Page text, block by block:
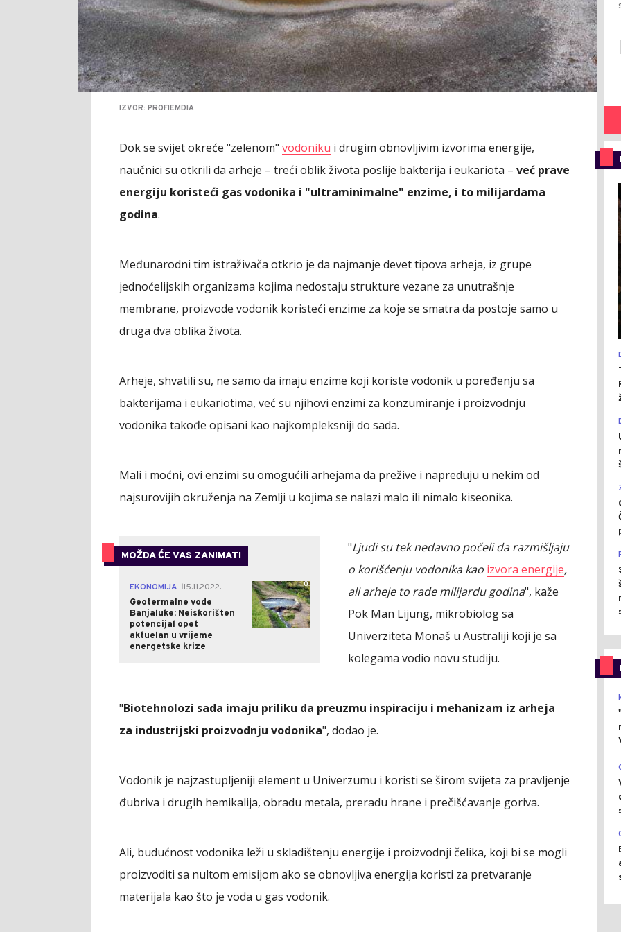
IZVOR: PROFIEMDIA
Dok se svijet okreće "zelenom" vodoniku i drugim obnovljivim izvorima energije,
naučnici su otkrili da arheje – treći oblik života poslije bakterija i eukariota – već prave
energiju koristeći gas vodonika i "ultraminimalne" enzime, i to milijardama
godina.
Međunarodni tim istraživača otkrio je da najmanje devet tipova arheja, iz grupe
jednoćelijskih organizama kojima nedostaju strukture vezane za unutrašnje
membrane, proizvode vodonik koristeći enzime za koje se smatra da postoje samo u
druga dva oblika života.
Arheje, shvatili su, ne samo da imaju enzime koji koriste vodonik u poređenju sa
bakterijama i eukariotima, već su njihovi enzimi za konzumiranje i proizvodnju
vodonika takođe opisani kao najkompleksniji do sada.
Mali i moćni, ovi enzimi su omogućili arhejama da prežive i napreduju u nekim od
najsurovijih okruženja na Zemlji u kojima se nalazi malo ili nimalo kiseonika.
MOŽDA ĆE VAS ZANIMATI
EKONOMIJA 15.11.2022.
Geotermalne vode
Banjaluke: Neiskorišten
potencijal opet
aktuelan u vrijeme
energetske krize
0
"Ljudi su tek nedavno počeli da razmišljaju
o korišćenju vodonika kao izvora energije,
ali arheje to rade milijardu godina", kaže
Pok Man Lijung, mikrobiolog sa
Univerziteta Monaš u Australiji koji je sa
kolegama vodio novu studiju.
"Biotehnolozi sada imaju priliku da preuzmu inspiraciju i mehanizam iz arheja
za industrijski proizvodnju vodonika", dodao je.
Vodonik je najzastupljeniji element u Univerzumu i koristi se širom svijeta za pravljenje
đubriva i drugih hemikalija, obradu metala, preradu hrane i prečišćavanje goriva.
Ali, budućnost vodonika leži u skladištenju energije i proizvodnji čelika, koji bi se mogli
proizvoditi sa nultom emisijom ako se obnovljiva energija koristi za pretvaranje
materijala kao što je voda u gas vodonik.